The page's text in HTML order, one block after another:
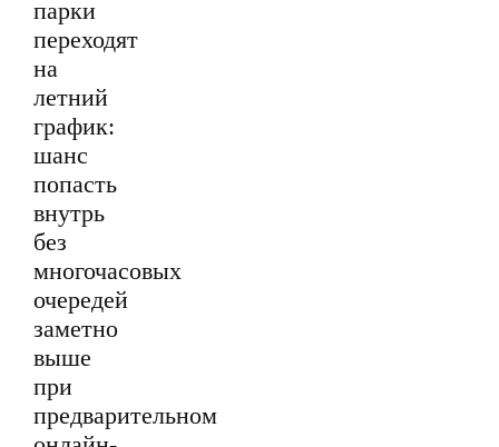
парки
переходят
на
летний
график:
шанс
попасть
внутрь
без
многочасовых
очередей
заметно
выше
при
предварительном